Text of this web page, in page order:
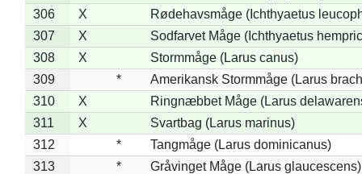
306
X
Rødehavsmåge (Ichthyaetus
307
X
Sodfarvet Måge (Ichthyaetus
308
X
Stormmåge (Larus canus)
309
*
Amerikansk Stormmåge (Larus
310
X
Ringnæbbet Måge (Larus
311
X
Svartbag (Larus marinus)
312
*
Tangmåge (Larus dominicanus)
313
*
Gråvinget Måge (Larus glaucescens)